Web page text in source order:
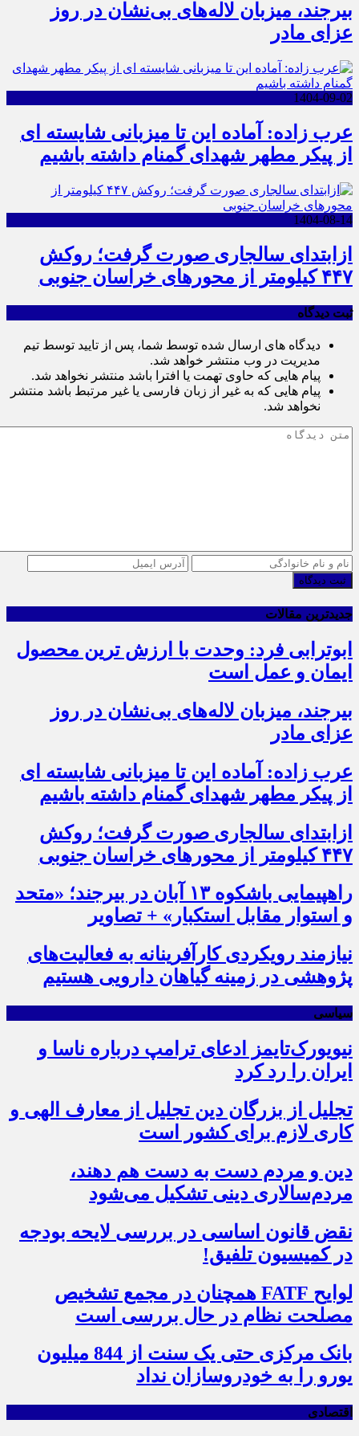
بیرجند، میزبان لاله‌های بی‌نشان در روز
عزای مادر
1404-09-02
عرب زاده: آماده این تا میزبانی شایسته ای
از پیکر مطهر شهدای گمنام داشته باشیم
1404-08-14
ازابتدای سالجاری صورت گرفت؛ روکش
۴۴۷ کیلومتر از محورهای خراسان جنوبی
ثبت دیدگاه
دیدگاه های ارسال شده توسط شما، پس از تایید توسط تیم
مدیریت در وب منتشر خواهد شد.
پیام هایی که حاوی تهمت یا افترا باشد منتشر نخواهد شد.
پیام هایی که به غیر از زبان فارسی یا غیر مرتبط باشد منتشر
نخواهد شد.
ثبت دیدگاه
جدیدترین مقالات
ابوترابی فرد: وحدت با ارزش ترین محصول
ایمان و عمل است
بیرجند، میزبان لاله‌های بی‌نشان در روز
عزای مادر
عرب زاده: آماده این تا میزبانی شایسته ای
از پیکر مطهر شهدای گمنام داشته باشیم
ازابتدای سالجاری صورت گرفت؛ روکش
۴۴۷ کیلومتر از محورهای خراسان جنوبی
راهپیمایی باشکوه ۱۳ آبان در بیرجند؛ «متحد
و استوار مقابل استکبار» + تصاویر
نیازمند رویکردی کارآفرینانه به فعالیت‌های
پژوهشی در زمینه گیاهان دارویی هستیم
سیاسی
نیویورک‌تایمز ادعای ترامپ درباره ناسا و
ایران را رد کرد
تجلیل از بزرگان دین تجلیل از معارف الهی و
کاری لازم برای کشور است
دین و مردم دست به‌ دست هم دهند،
مردم‌سالاری دینی تشکیل می‌شود
نقض قانون اساسی در بررسی لایحه بودجه
در کمیسیون تلفیق!
لوایح FATF همچنان در مجمع تشخیص
مصلحت نظام در حال بررسی است
بانک مرکزی حتی یک سنت از 844 میلیون
یورو را به خودروسازان نداد
اقتصادی